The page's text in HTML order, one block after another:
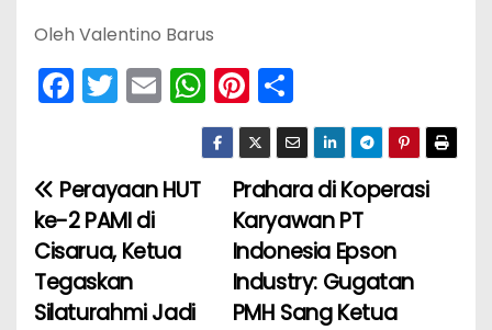
Oleh Valentino Barus
F
a
e
b
o
o
T
w
er
E
m
l
W
h
a
ts
Pi
nt
er
e
st
h
ar
e
N
a
v
Prahara di Koperasi
Karyawan PT
Indonesia Epson
Industry: Gugatan
PMH Sang Ketua
Perayaan HUT
ke-2 PAMI di
Cisarua, Ketua
Tegaskan
Silaturahmi Jadi